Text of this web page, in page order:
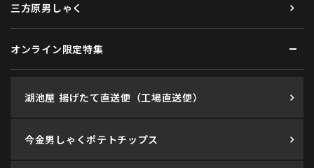
三方原男しゃく
オンライン限定特集
湖池屋 揚げたて直送便（工場直送便）
今金男しゃくポテトチップス